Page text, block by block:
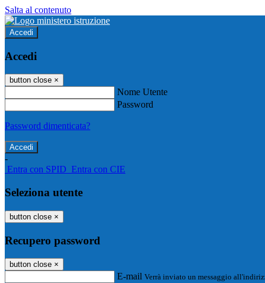
Salta al contenuto
Accedi
Accedi
button close ×
Nome Utente
Password
Password dimenticata?
-
Entra con SPID Entra con CIE
Seleziona utente
button close ×
Recupero password
button close ×
E-mail Verrà inviato un messaggio